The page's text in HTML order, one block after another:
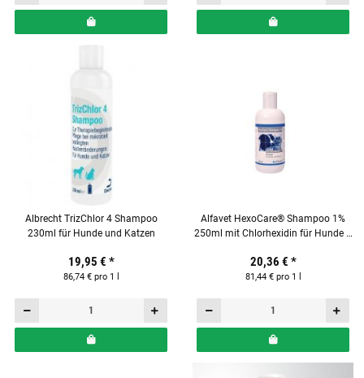
Albrecht TrizChlor 4 Shampoo
230ml für Hunde und Katzen
19,95 € *
86,74 € pro 1 l
Alfavet HexoCare® Shampoo 1%
250ml mit Chlorhexidin für Hunde &
20,36 € *
81,44 € pro 1 l